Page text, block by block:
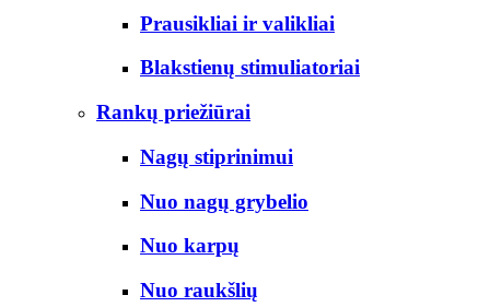
Prausikliai ir valikliai
Blakstienų stimuliatoriai
Rankų priežiūrai
Nagų stiprinimui
Nuo nagų grybelio
Nuo karpų
Nuo raukšlių